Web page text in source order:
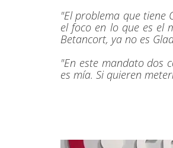
"El problema que tiene
el foco en lo que es el
Betancort, ya no es
"En este mandato dos
es mía. Si quieren